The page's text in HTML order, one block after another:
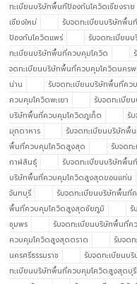
ทะเบียนบริษัทพื้นทีป้องกันโควิดเชียงราย
เชียงใหม่
รับจดทะเบียนบริษัทพื้น
ป้องกันโควิดแพร่
รับจดทะเบียน
ทะเบียนบริษัทพื้นที่ควบคุมโควิด
จดทะเบียนบริษัทพื้นที่ควบคุมโควิดนคร
น่าน
รับจดทะเบียนบริษัทพื้นที่คว
ควบคุมโควิดพะเยา
รับจดทะเบีย
บริษัทพื้นที่ควบคุมโควิดภูเก็ต
รั
มุกดาหาร
รับจดทะเบียนบริษัทพื้
พื้นที่ควบคุมโควิดสูงสุด
รับจดท
กาฬสินธุ์
รับจดทะเบียนบริษัทพื้
บริษัทพื้นที่ควบคุมโควิดสูงสุดขอนแก่น
จันทบุรี
รับจดทะเบียนบริษัทพื้น
พื้นที่ควบคุมโควิดสูงสุดชัยภูมิ
รั
ชุมพร
รับจดทะเบียนบริษัทพื้นที่
ควบคุมโควิดสูงสุดตราด
รับจด
นครศรีธรรมราช
รับจดทะเบียนบ
ทะเบียนบริษัทพื้นที่ควบคุมโควิดสูงสุดบุ